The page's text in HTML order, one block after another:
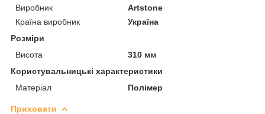
Виробник
Artstone
Країна виробник
Україна
Розміри
Висота
310 мм
Користувальницькі характеристики
Матеріал
Полімер
Приховати